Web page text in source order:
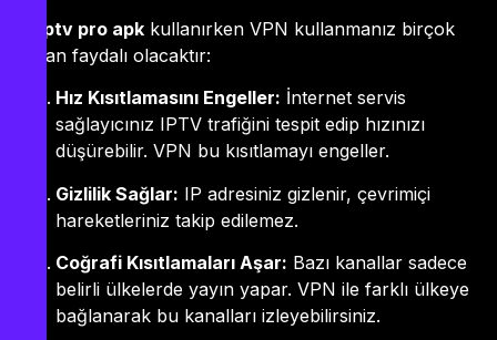
By iptv pro apk kullanırken VPN kullanmanız birçok
açıdan faydalı olacaktır:
Hız Kısıtlamasını Engeller: İnternet servis
sağlayıcınız IPTV trafiğini tespit edip hızınızı
düşürebilir. VPN bu kısıtlamayı engeller.
Gizlilik Sağlar: IP adresiniz gizlenir, çevrimiçi
hareketleriniz takip edilemez.
Coğrafi Kısıtlamaları Aşar: Bazı kanallar sadece
belirli ülkelerde yayın yapar. VPN ile farklı ülkeye
bağlanarak bu kanalları izleyebilirsiniz.